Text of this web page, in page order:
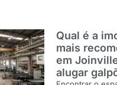
Qual é a
mais
em
alugar